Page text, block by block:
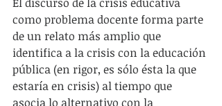
como problema docente forma parte
de un relato más amplio que
identifica a la crisis con la educación
pública (en rigor, es sólo ésta la que
estaría en crisis) al tiempo que
asocia lo alternativo con la